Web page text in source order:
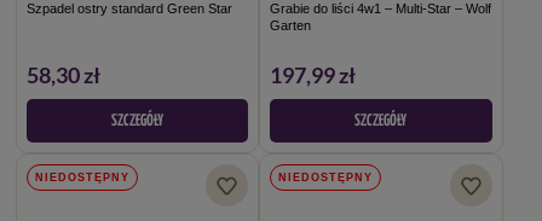
Szpadel ostry standard Green Star
58,30 zł
SZCZEGÓŁY
Grabie do liści 4w1 – Multi-Star – Wolf
Garten
197,99 zł
SZCZEGÓŁY
NIEDOSTĘPNY NIEDOSTĘPNY